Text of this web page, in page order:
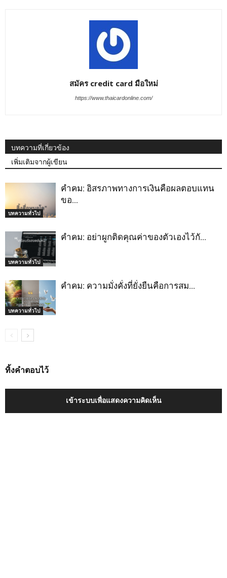
สมัคร credit card มือใหม่
https://www.thaicardonline.com/
บทความที่เกี่ยวข้อง
เพิ่มเติมจากผู้เขียน
บทความทั่วไป
คำคม: อิสรภาพทางการเงินคือผลตอบแทน
ขอ…
บทความทั่วไป
คำคม: อย่าผูกติดคุณค่าของตัวเองไว้กั…
บทความทั่วไป
คำคม: ความมั่งคั่งที่ยั่งยืนคือการสม…
ทิ้งคำตอบไว้
เข้าระบบเพื่อแสดงความคิดเห็น